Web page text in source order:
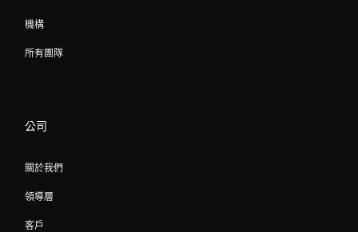
機構
所有團隊
公司
關於我們
領導層
客戶